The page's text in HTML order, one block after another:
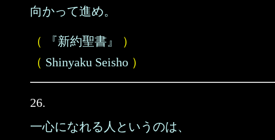
向かって進め。
（ 『新約聖書』
）
（ Shinyaku Seisho ）
26.
一心になれる人というのは、